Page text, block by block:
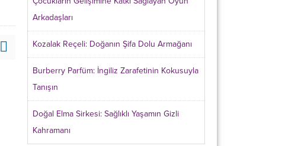
Arkadaşları
Kozalak Reçeli: Doğanın Şifa Dolu Armağanı
Burberry Parfüm: İngiliz Zarafetinin Kokusuyla
Tanışın
Doğal Elma Sirkesi: Sağlıklı Yaşamın Gizli
Kahramanı